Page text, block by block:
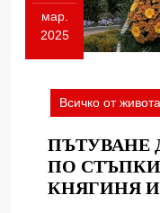
мар.
2025
03.03.2025
Всичко от живота
ПЪТУВАНЕ
ПО
КНЯГИНЯ